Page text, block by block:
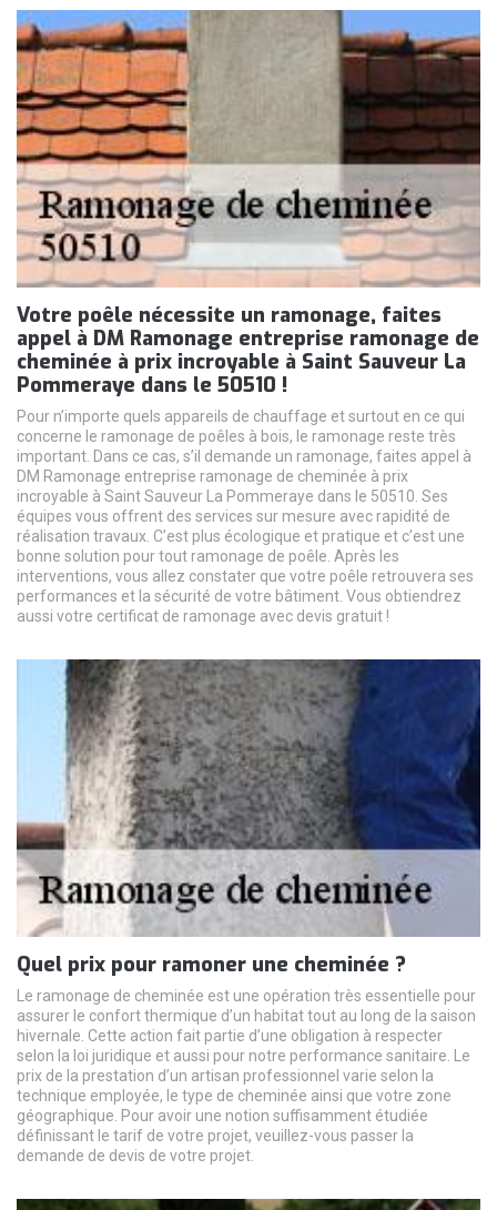
Votre poêle nécessite un ramonage, faites
appel à DM Ramonage entreprise ramonage de
cheminée à prix incroyable à Saint Sauveur La
Pommeraye dans le 50510 !
Pour n’importe quels appareils de chauffage et surtout en ce qui
concerne le ramonage de poêles à bois, le ramonage reste très
important. Dans ce cas, s’il demande un ramonage, faites appel à
DM Ramonage entreprise ramonage de cheminée à prix
incroyable à Saint Sauveur La Pommeraye dans le 50510. Ses
équipes vous offrent des services sur mesure avec rapidité de
réalisation travaux. C’est plus écologique et pratique et c’est une
bonne solution pour tout ramonage de poêle. Après les
interventions, vous allez constater que votre poêle retrouvera ses
performances et la sécurité de votre bâtiment. Vous obtiendrez
aussi votre certificat de ramonage avec devis gratuit !
Quel prix pour ramoner une cheminée ?
Le ramonage de cheminée est une opération très essentielle pour
assurer le confort thermique d’un habitat tout au long de la saison
hivernale. Cette action fait partie d’une obligation à respecter
selon la loi juridique et aussi pour notre performance sanitaire. Le
prix de la prestation d’un artisan professionnel varie selon la
technique employée, le type de cheminée ainsi que votre zone
géographique. Pour avoir une notion suffisamment étudiée
définissant le tarif de votre projet, veuillez-vous passer la
demande de devis de votre projet.